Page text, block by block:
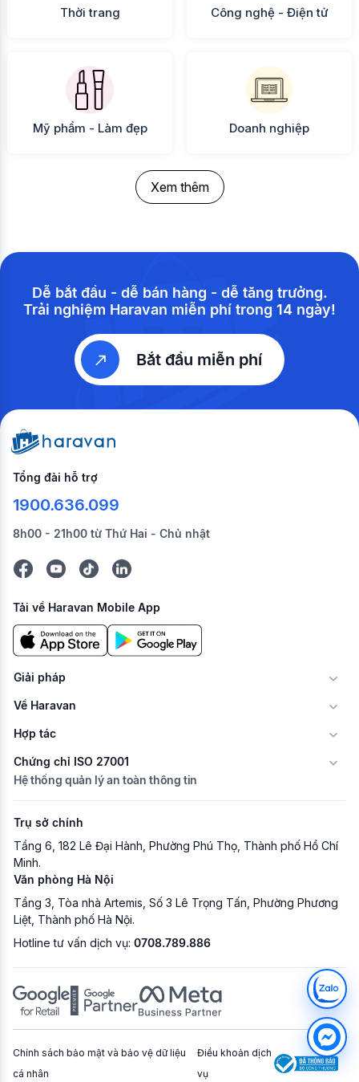
Thời trang Công nghệ - Điện tử
Mỹ phẩm - Làm đẹp Doanh nghiệp
Xem thêm
Dễ bắt đầu - dễ bán hàng - dễ tăng trưởng.
Trải nghiệm Haravan miễn phí trong 14 ngày!
Bắt đầu miễn phí
Tổng đài hỗ trợ
1900.636.099
8h00 - 21h00 từ Thứ Hai - Chủ nhật
Tải về Haravan Mobile App
Giải pháp
Về Haravan
Hợp tác
Chứng chỉ ISO 27001
Hệ thống quản lý an toàn thông tin
Trụ sở chính
Tầng 6, 182 Lê Đại Hành, Phường Phú Thọ, Thành phố Hồ Chí
Minh.
Văn phòng Hà Nội
Tầng 3, Tòa nhà Artemis, Số 3 Lê Trọng Tấn, Phường Phương
Liệt, Thành phố Hà Nội.
Hotline tư vấn dịch vụ: 0708.789.886
Chính sách bảo mật và bảo vệ dữ liệu
cá nhân
Điều khoản dịch
vụ